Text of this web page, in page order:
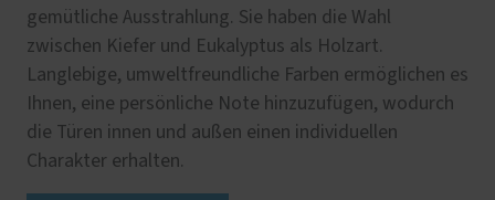
gemütliche Ausstrahlung. Sie haben die Wahl
zwischen Kiefer und Eukalyptus als Holzart.
Langlebige, umweltfreundliche Farben ermöglichen es
Ihnen, eine persönliche Note hinzuzufügen, wodurch
die Türen innen und außen einen individuellen
Charakter erhalten.